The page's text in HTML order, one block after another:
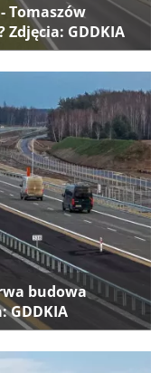
Tomaszów
Zdjęcia: GDDKIA
budowa
GDDKIA